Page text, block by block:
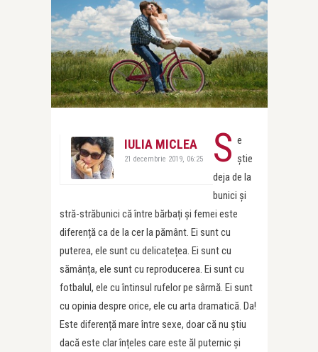
IULIA MICLEA
21 decembrie 2019, 06:25 S e
știe
deja de la
bunici și
stră-străbunici că între bărbați și femei este
diferență ca de la cer la pământ. Ei sunt cu
puterea, ele sunt cu delicatețea. Ei sunt cu
sămânța, ele sunt cu reproducerea. Ei sunt cu
fotbalul, ele cu întinsul rufelor pe sârmă. Ei sunt
cu opinia despre orice, ele cu arta dramatică. Da!
Este diferență mare între sexe, doar că nu știu
dacă este clar înțeles care este ăl puternic și